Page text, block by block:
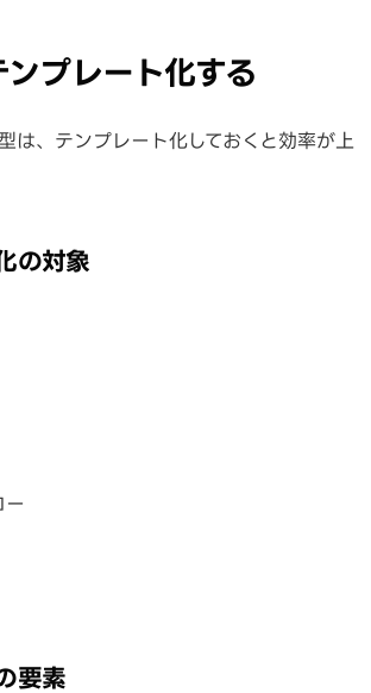
プレート化する
は、テンプレート化しておくと効率が上
の対象
ー
要素